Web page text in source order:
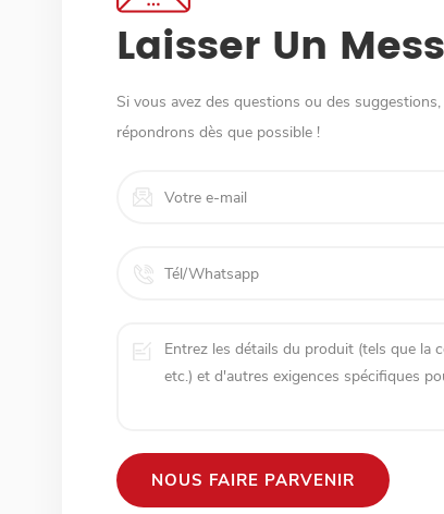
Laisser Un
Si vous avez des questions ou des
répondrons dès que possible !